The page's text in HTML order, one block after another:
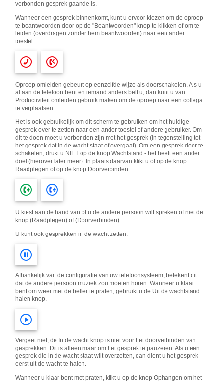
verbonden gesprek gaande is.
Wanneer een gesprek binnenkomt, kunt u ervoor kiezen om de oproep
te beantwoorden door op de "Beantwoorden" knop te klikken of om te
leiden (overdragen zonder hem beantwoorden) naar een ander
toestel.
Oproep omleiden gebeurt op eenzelfde wijze als doorschakelen. Als u
al aan de telefoon bent en iemand anders belt u, dan kunt u van
Productiviteit omleiden gebruik maken om de oproep naar een collega
te verplaatsen.
Het is ook gebruikelijk om dit scherm te gebruiken om het huidige
gesprek over te zetten naar een ander toestel of andere gebruiker. Om
dit te doen moet u verbonden zijn met het gesprek (in tegenstelling tot
het gesprek dat in de wacht staat of overgaat). Om een ​​gesprek door te
schakelen, drukt u NIET op de knop Wachtstand - het heeft een ander
doel (hierover later meer). In plaats daarvan klikt u of op de knop
Raadplegen of op de knop Doorverbinden.
U kiest aan de hand van of u de andere persoon wilt spreken of niet de
knop (Raadplegen) of (Doorverbinden).
U kunt ook gesprekken in de wacht zetten.
Afhankelijk van de configuratie van uw telefoonsysteem, betekent dit
dat de andere persoon muziek zou moeten horen. Wanneer u klaar
bent om weer met de beller te praten, gebruikt u de Uit de wachtstand
halen knop.
Vergeet niet, de In de wacht knop is niet voor het doorverbinden van
gesprekken. Dit is alleen maar om het gesprek te pauzeren. Als u een
gesprek die in de wacht staat wilt overzetten, dan dient u het gesprek
eerst uit de wacht te halen.
Wanneer u klaar bent met praten, klikt u op de knop Ophangen om het